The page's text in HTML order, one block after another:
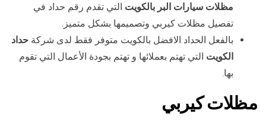
مظلات سيارات البر بالكويت التي تقدم رقم حداد في
تفصيل مظلات كيربي وتصميمها بشكل متميز.
بالفعل الحداد الافضل بالكويت متوفر فقط لدى شركة حداد
الكويت التي تهتم بعملائها و تهتم بجودة الأعمال التي تقوم
بها.
مظلات كيربي